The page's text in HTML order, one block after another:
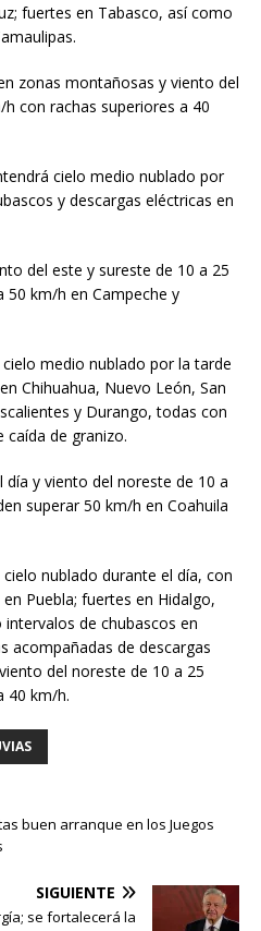
fuertes en Tabasco, así como
zonas montañosas y viento del
con rachas superiores a 40
cielo medio nublado por
y descargas eléctricas en
del este y sureste de 10 a 25
50 km/h en Campeche y
medio nublado por la tarde
Chihuahua, Nuevo León, San
y Durango, todas con
caída de granizo.
y viento del noreste de 10 a
superar 50 km/h en Coahuila
nublado durante el día, con
Puebla; fuertes en Hidalgo,
de chubascos en
acompañadas de descargas
del noreste de 10 a 25
40 km/h.
buen arranque en los Juegos
SIGUIENTE
se fortalecerá la